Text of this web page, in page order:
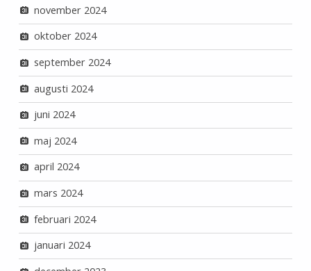
november 2024
oktober 2024
september 2024
augusti 2024
juni 2024
maj 2024
april 2024
mars 2024
februari 2024
januari 2024